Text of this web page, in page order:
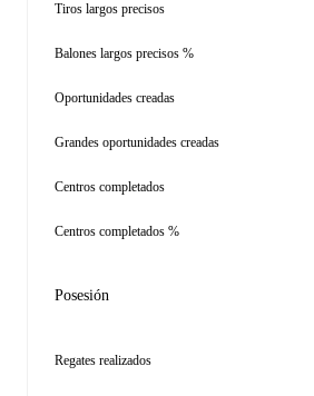
Tiros largos precisos
Balones largos precisos %
Oportunidades creadas
Grandes oportunidades creadas
Centros completados
Centros completados %
Posesión
Regates realizados